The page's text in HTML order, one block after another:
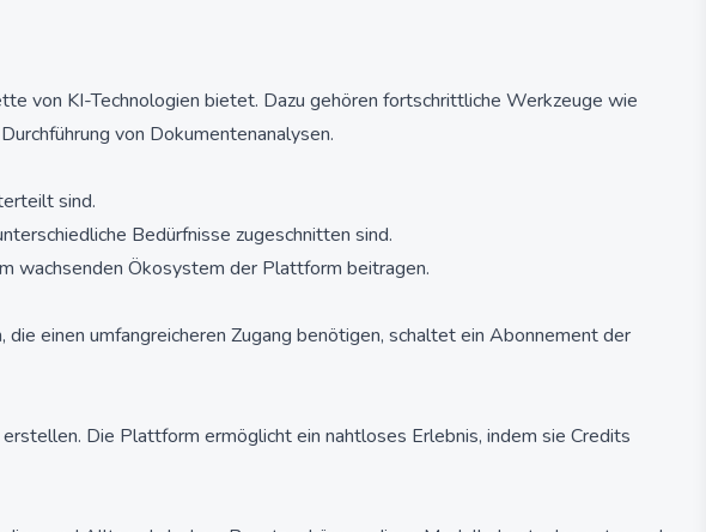
von KI-Technologien bietet. Dazu gehören fortschrittliche Werkzeuge wie
von Dokumentenanalysen.
sind.
Bedürfnisse zugeschnitten sind.
wachsenden Ökosystem der Plattform beitragen.
einen umfangreicheren Zugang benötigen, schaltet ein Abonnement der
Die Plattform ermöglicht ein nahtloses Erlebnis, indem sie Credits